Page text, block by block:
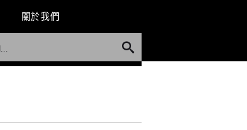
關於我們